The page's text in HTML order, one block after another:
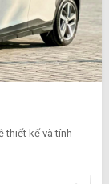
thiết kế và tính